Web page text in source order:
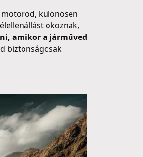
motorod, különösen
okoznak,
amikor a járműved
biztonságosak